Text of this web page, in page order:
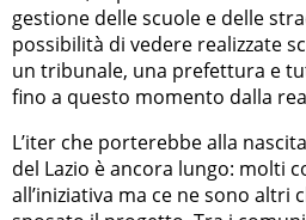
gestione delle scuole e delle
possibilità di vedere realizzate
un tribunale, una prefettura e
fino a questo momento dalla
L’iter che porterebbe alla
del Lazio è ancora lungo: molti
all’iniziativa ma ce ne sono altri